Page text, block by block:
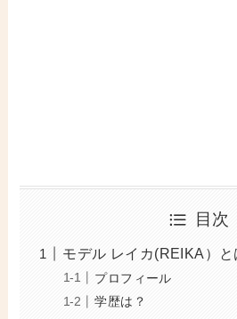
目次
モデル レイカ(REIKA）と
プロフィール
学歴は？